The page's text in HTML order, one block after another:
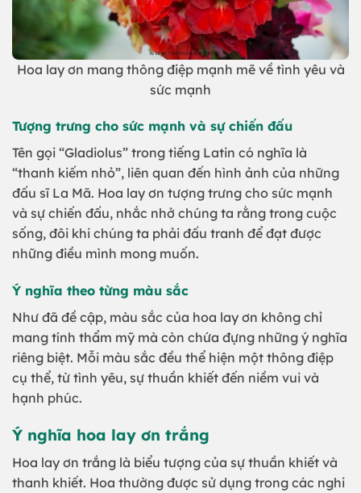
Hoa lay ơn mang thông điệp mạnh mẽ về tình yêu và
sức mạnh
Tượng trưng cho sức mạnh và sự chiến đấu
Tên gọi “Gladiolus” trong tiếng Latin có nghĩa là
“thanh kiếm nhỏ”, liên quan đến hình ảnh của những
đấu sĩ La Mã. Hoa lay ơn tượng trưng cho sức mạnh
và sự chiến đấu, nhắc nhở chúng ta rằng trong cuộc
sống, đôi khi chúng ta phải đấu tranh để đạt được
những điều mình mong muốn.
Ý nghĩa theo từng màu sắc
Như đã đề cập, màu sắc của hoa lay ơn không chỉ
mang tính thẩm mỹ mà còn chứa đựng những ý nghĩa
riêng biệt. Mỗi màu sắc đều thể hiện một thông điệp
cụ thể, từ tình yêu, sự thuần khiết đến niềm vui và
hạnh phúc.
Ý nghĩa hoa lay ơn trắng
Hoa lay ơn trắng là biểu tượng của sự thuần khiết và
thanh khiết. Hoa thường được sử dụng trong các nghi